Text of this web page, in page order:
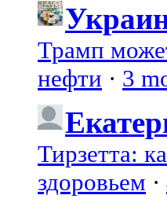
Трамп
нефти · 3
Тирзетта:
здоровьем ·